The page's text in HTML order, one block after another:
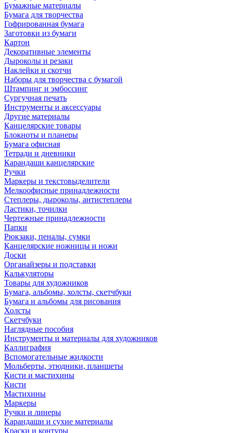
Бумажные материалы
Бумага для творчества
Гофрированная бумага
Заготовки из бумаги
Картон
Декоративные элементы
Дыроколы и резаки
Наклейки и скотчи
Наборы для творчества с бумагой
Штампинг и эмбоссинг
Сургучная печать
Инструменты и аксессуары
Другие материалы
Канцелярские товары
Блокноты и планеры
Бумага офисная
Тетради и дневники
Карандаши канцелярские
Ручки
Маркеры и текстовыделители
Мелкоофисные принадлежности
Степлеры, дыроколы, антистеплеры
Ластики, точилки
Чертежные принадлежности
Папки
Рюкзаки, пеналы, сумки
Канцелярские ножницы и ножи
Доски
Органайзеры и подставки
Калькуляторы
Товары для художников
Бумага, альбомы, холсты, скетчбуки
Бумага и альбомы для рисования
Холсты
Скетчбуки
Наглядные пособия
Инструменты и материалы для художников
Каллиграфия
Вспомогательные жидкости
Мольберты, этюдники, планшеты
Кисти и мастихины
Кисти
Мастихины
Маркеры
Ручки и линеры
Карандаши и сухие материалы
Краски и контуры